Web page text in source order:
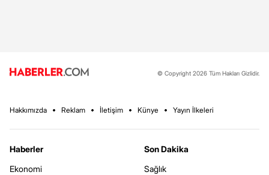
© Copyright 2026 Tüm Hakları Gizlidir.
Hakkımızda Reklam İletişim Künye Yayın İlkeleri
Haberler
Ekonomi
Son Dakika
Sağlık